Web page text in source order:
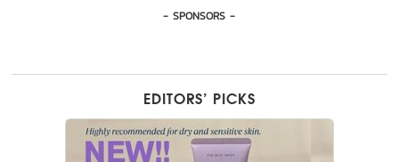
- SPONSORS -
EDITORS’ PICKS